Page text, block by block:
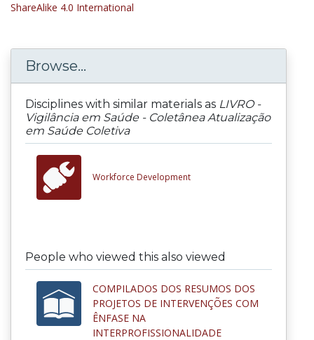
ShareAlike 4.0 International
Browse...
Disciplines with similar materials as LIVRO -
Vigilância em Saúde - Coletânea Atualização
em Saúde Coletiva
Workforce Development
People who viewed this also viewed
COMPILADOS DOS RESUMOS DOS
PROJETOS DE INTERVENÇÕES COM
ÊNFASE NA
INTERPROFISSIONALIDADE